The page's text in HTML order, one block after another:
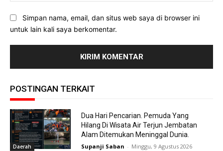
Simpan nama, email, dan situs web saya di browser ini
untuk lain kali saya berkomentar.
POSTINGAN TERKAIT
Daerah
Dua Hari Pencarian. Pemuda Yang
Hilang Di Wisata Air Terjun Jembatan
Alam Ditemukan Meninggal Dunia.
Supanji Saban - Minggu, 9 Agustus 2026